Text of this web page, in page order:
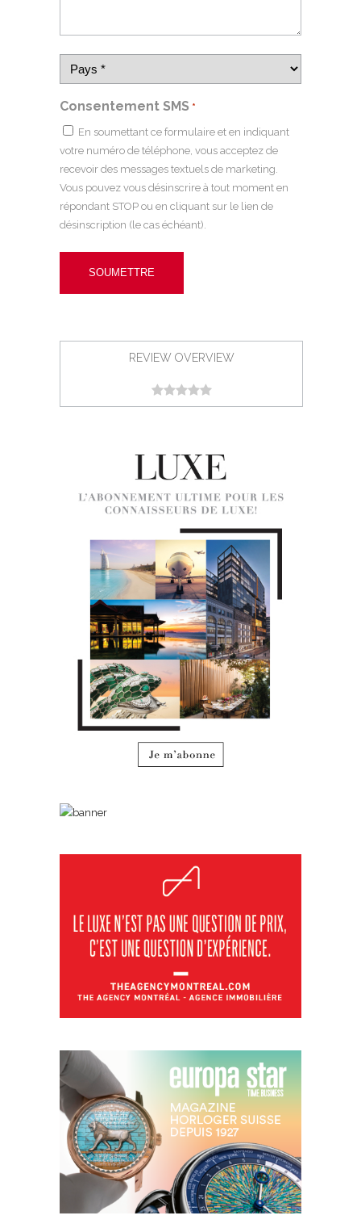
Consentement SMS *
En soumettant ce formulaire et en indiquant
votre numéro de téléphone, vous acceptez de
recevoir des messages textuels de marketing.
Vous pouvez vous désinscrire à tout moment en
répondant STOP ou en cliquant sur le lien de
désinscription (le cas échéant).
REVIEW OVERVIEW